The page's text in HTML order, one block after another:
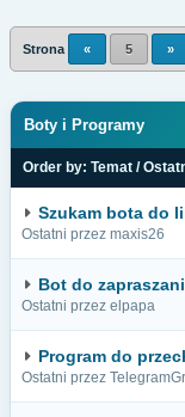
Strona « 5 »
Boty i Programy
Order by: Temat /
Szukam bota do
Ostatni przez maxis26
Bot do
Ostatni przez elpapa
Program do
Ostatni przez